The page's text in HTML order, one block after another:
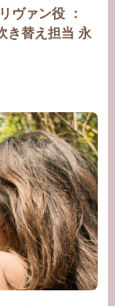
ヴァン役 ：
き替え担当 永